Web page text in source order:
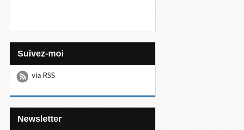
Suivez-moi
via RSS
Newsletter